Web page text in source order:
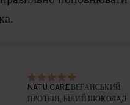
NATU.CARE ВЕГАНСЬКИЙ
ПРОТЕЇН, БІЛИЙ ШОКОЛАД